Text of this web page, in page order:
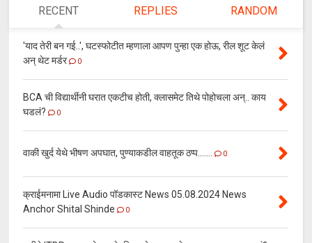
RECENT REPLIES RANDOM
'याद तेरी बन गई..', घटस्फोटीत म्हणाला आपण पुन्हा एक होऊ, रील शूट केलं
अन् थेट मर्डर
0
BCA ची विद्यार्थीनी घरात एकटीच होती, क्लासमेट तिथे पोहोचला अन्.. काय
घडलं?
0
वाकी खुर्द येथे भीषण अपघात, पुण्याकडील वाहतूक ठप्प....... 0
क्राईमनामा Live Audio पॉडकास्ट News 05.08.2024 News
Anchor Shital Shinde
0